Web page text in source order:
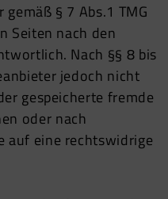
§ 7 Abs.1 TMG
Seiten nach den
Nach §§ 8 bis
jedoch nicht
gespeicherte fremde
oder nach
auf eine rechtswidrige